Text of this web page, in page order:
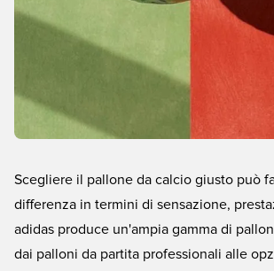
Scegliere il pallone da calcio giusto può
differenza in termini di sensazione,
adidas produce un'ampia gamma di
dai palloni da partita professionali alle